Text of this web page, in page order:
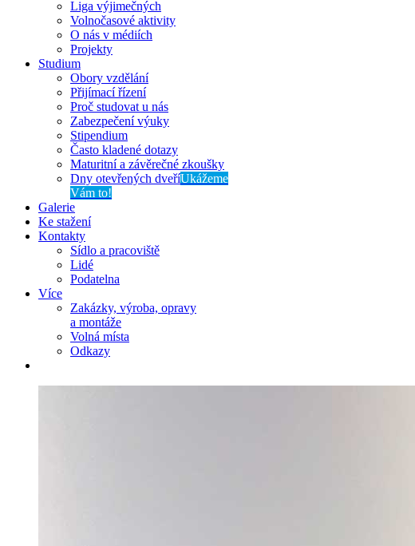
Liga výjimečných
Volnočasové aktivity
O nás v médiích
Projekty
Studium
Obory vzdělání
Přijímací řízení
Proč studovat u nás
Zabezpečení výuky
Stipendium
Často kladené dotazy
Maturitní a závěrečné zkoušky
Dny otevřených dveříUkážeme
Vám to!
Galerie
Ke stažení
Kontakty
Sídlo a pracoviště
Lidé
Podatelna
Více
Zakázky, výroba, opravy
a montáže
Volná místa
Odkazy